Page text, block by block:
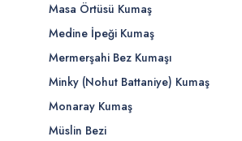
Masa Örtüsü Kumaş
Medine İpeği Kumaş
Mermerşahi Bez Kumaşı
Minky (Nohut Battaniye) Kumaş
Monaray Kumaş
Müslin Bezi